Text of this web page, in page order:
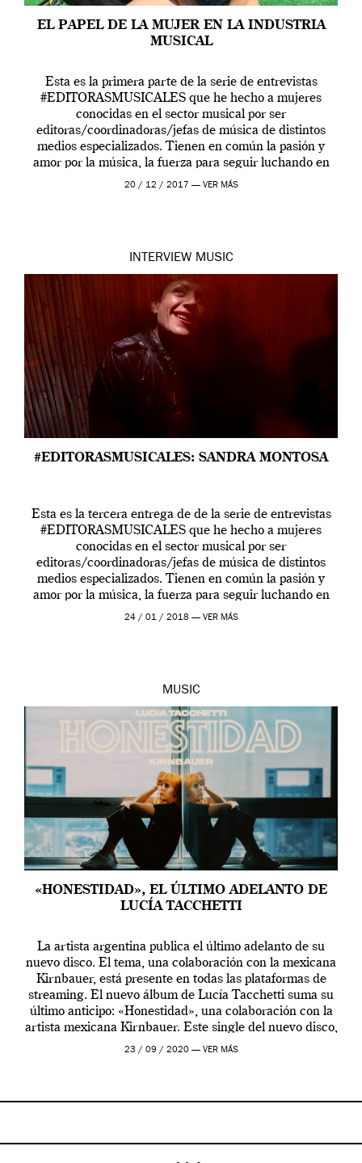
EL PAPEL DE LA MUJER EN LA INDUSTRIA
MUSICAL
Esta es la primera parte de la serie de entrevistas
#EDITORASMUSICALES que he hecho a mujeres
conocidas en el sector musical por ser
editoras/coordinadoras/jefas de música de distintos
medios especializados. Tienen en común la pasión y
amor por la música, la fuerza para seguir luchando en
este sector y, curiosamente, todas ellas están enfocadas
20 / 12 / 2017 — VER MÁS
INTERVIEW MUSIC
#EDITORASMUSICALES: SANDRA MONTOSA
Esta es la tercera entrega de de la serie de entrevistas
#EDITORASMUSICALES que he hecho a mujeres
conocidas en el sector musical por ser
editoras/coordinadoras/jefas de música de distintos
medios especializados. Tienen en común la pasión y
amor por la música, la fuerza para seguir luchando en
este sector y, curiosamente, todas ellas están enfocadas
24 / 01 / 2018 — VER MÁS
MUSIC
«HONESTIDAD», EL ÚLTIMO ADELANTO DE
LUCÍA TACCHETTI
La artista argentina publica el último adelanto de su
nuevo disco. El tema, una colaboración con la mexicana
Kirnbauer, está presente en todas las plataformas de
streaming. El nuevo álbum de Lucía Tacchetti suma su
último anticipo: «Honestidad», una colaboración con la
artista mexicana Kirnbauer. Este single del nuevo disco,
que verá la luz el 25 […]
23 / 09 / 2020 — VER MÁS